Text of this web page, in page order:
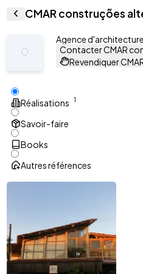
CMAR construções
Agence d'architecture
Contacter CMAR
Revendiquer
Réalisations 1
Savoir-faire
Books
Autres références